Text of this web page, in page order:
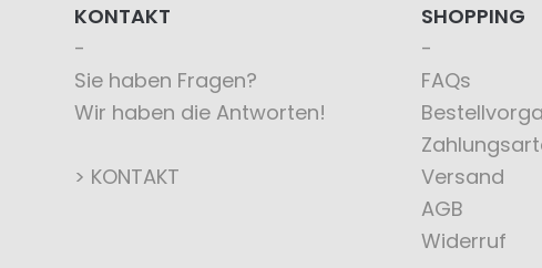
KONTAKT
Sie haben Fragen?
Wir haben die Antworten!
> KONTAKT
SHOPPING
FAQs
Versand
AGB
Widerruf